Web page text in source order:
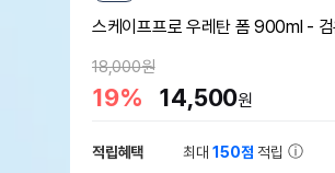
스케이프프로 우레탄 폼 900ml -
18,000원
19% 14,500원
적립혜택 최대150점 적립